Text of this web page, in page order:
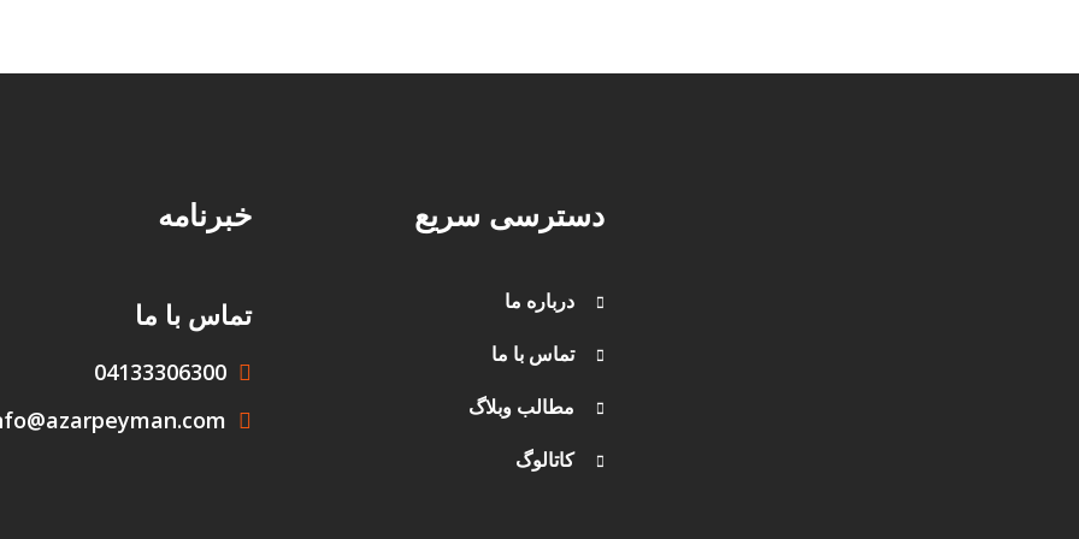
دسترسی سریع
درباره ما
تماس با ما
مطالب وبلاگ
کاتالوگ
خبرنامه
تماس با ما
04133306300